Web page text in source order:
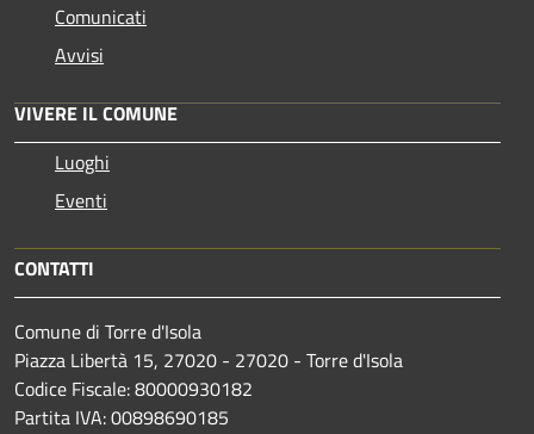
Comunicati
Avvisi
VIVERE IL COMUNE
Luoghi
Eventi
CONTATTI
Comune di Torre d'Isola
Piazza Libertà 15, 27020 - 27020 - Torre d'Isola
Codice Fiscale: 80000930182
Partita IVA: 00898690185